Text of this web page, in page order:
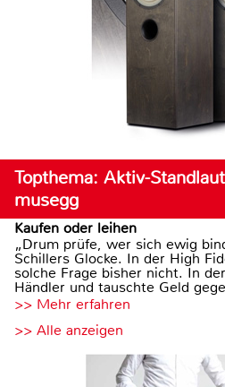
Topthema: Aktiv-
musegg
Kaufen oder leihen
„Drum prüfe, wer sich ewig
Schillers Glocke. In der High
solche Frage bisher nicht. In
Händler und tauschte Geld
>> Mehr erfahren
>> Alle anzeigen